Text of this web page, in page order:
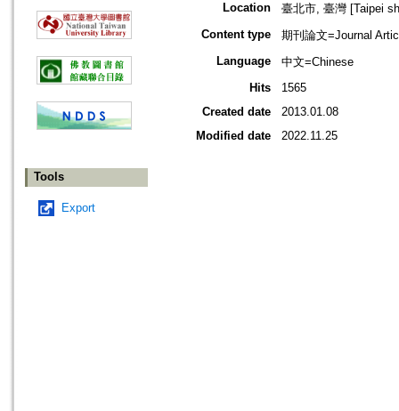
Tools
Export
Location
臺北市, 臺灣 [Taipei
Content type
期刊論文=Journal
Language
中文=Chinese
Hits
1565
Created date
2013.01.08
Modified date
2022.11.25